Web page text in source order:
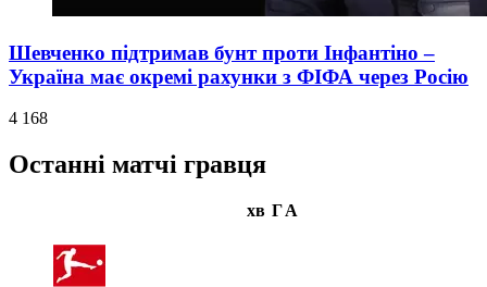
Шевченко підтримав бунт проти Інфантіно –
Україна має окремі рахунки з ФІФА через Росію
4 168
Останні матчі гравця
хв ГА